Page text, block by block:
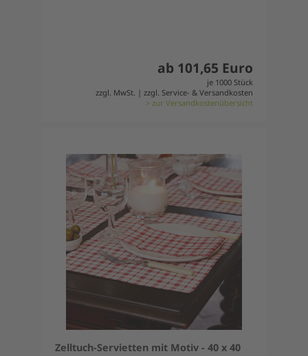
ab 101,65 Euro
je 1000 Stück
zzgl. MwSt. | zzgl. Service- & Versandkosten
> zur Versandkostenübersicht
Zelltuch-Servietten mit Motiv - 40 x 40